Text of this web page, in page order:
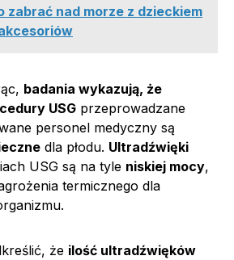
zabrać nad morze z dzieckiem
badania wykazują, że
USG przeprowadzane
personel medyczny są
dla płodu. Ultradźwięki
USG są na tyle niskiej mocy,
termicznego dla
że ilość ultradźwięków